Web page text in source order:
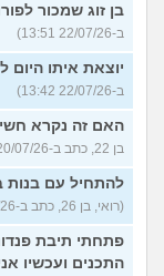
בן זוג שמכור
ב-22/07/26 13:51)
יוצאת איתו היום
ב-22/07/26 13:42)
האם זה נקרא
בן 22, כתב ב-20/07/26 17:33)
להתחיל עם בנות
(רואי, בן 26, כתב ב-20/07/26 17:22)
פתחתי תיבת
התכנים ועכשיו